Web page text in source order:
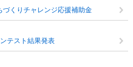
づくりチャレンジ応援補助金
テスト結果発表